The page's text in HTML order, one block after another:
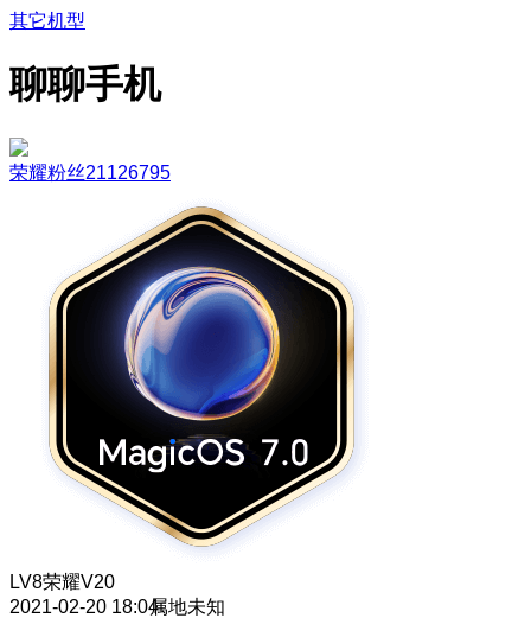
其它机型
聊聊手机
荣耀粉丝21126795
LV8荣耀V20
2021-02-20 18:04属地未知